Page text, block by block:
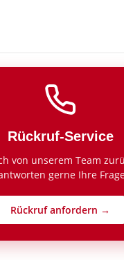
Rückruf-Service
von unserem Team
gerne Ihre
Rückruf anfordern →